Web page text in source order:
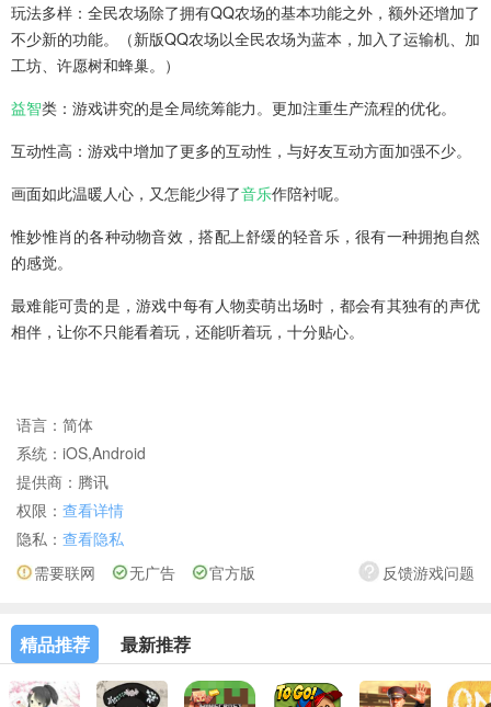
玩法多样：全民农场除了拥有QQ农场的基本功能之外，额外还增加了
不少新的功能。（新版QQ农场以全民农场为蓝本，加入了运输机、加
工坊、许愿树和蜂巢。）
益智类：游戏讲究的是全局统筹能力。更加注重生产流程的优化。
互动性高：游戏中增加了更多的互动性，与好友互动方面加强不少。
画面如此温暖人心，又怎能少得了音乐作陪衬呢。
惟妙惟肖的各种动物音效，搭配上舒缓的轻音乐，很有一种拥抱自然
的感觉。
最难能可贵的是，游戏中每有人物卖萌出场时，都会有其独有的声优
相伴，让你不只能看着玩，还能听着玩，十分贴心。
语言： 简体
系统： iOS,Android
提供商： 腾讯
权限： 查看详情
隐私： 查看隐私
反馈游戏问题
需要联网 无广告 官方版
精品推荐 最新推荐